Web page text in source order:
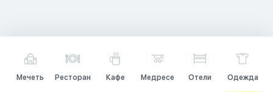
Мечеть Ресторан Кафе Медресе Отели Одежда